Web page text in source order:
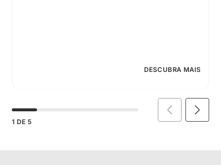
DESCUBRA MAIS
1 DE 5